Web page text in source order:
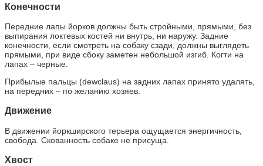
Конечности
Передние лапы йорков должны быть стройными, прямыми, без
выпирания локтевых костей ни внутрь, ни наружу. Задние
конечности, если смотреть на собаку сзади, должны выглядеть
прямыми, при виде сбоку заметен небольшой изгиб. Когти на
лапах – черные.
Прибылые пальцы (dewclaus) на задних лапах принято удалять,
на передних – по желанию хозяев.
Движение
В движении йоркширского терьера ощущается энергичность,
свобода. Скованность собаке не присуща.
Хвост